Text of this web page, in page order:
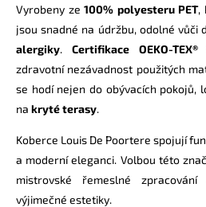
Vyrobeny ze 100% polyesteru PET,
jsou snadné na údržbu, odolné vůči
alergiky. Certifikace OEKO-
zdravotní nezávadnost použitých
se hodí nejen do obývacích pokojů,
na kryté terasy.
Koberce Louis De Poortere spojují
a moderní eleganci. Volbou této
mistrovské řemeslné
výjimečné estetiky.